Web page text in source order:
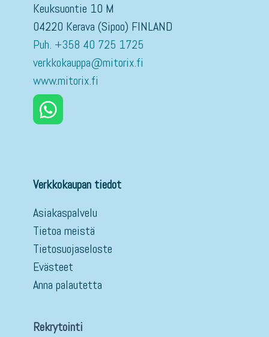
Keuksuontie 10 M
04220 Kerava (Sipoo) FINLAND
Puh. +358 40 725 1725
verkkokauppa@mitorix.fi
www.mitorix.fi
Verkkokaupan tiedot
Asiakaspalvelu
Tietoa meistä
Tietosuojaseloste
Evästeet
Anna palautetta
Rekrytointi